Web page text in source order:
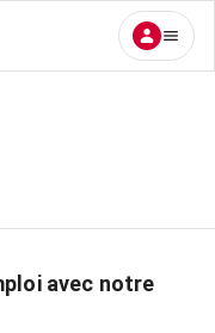
avec notre